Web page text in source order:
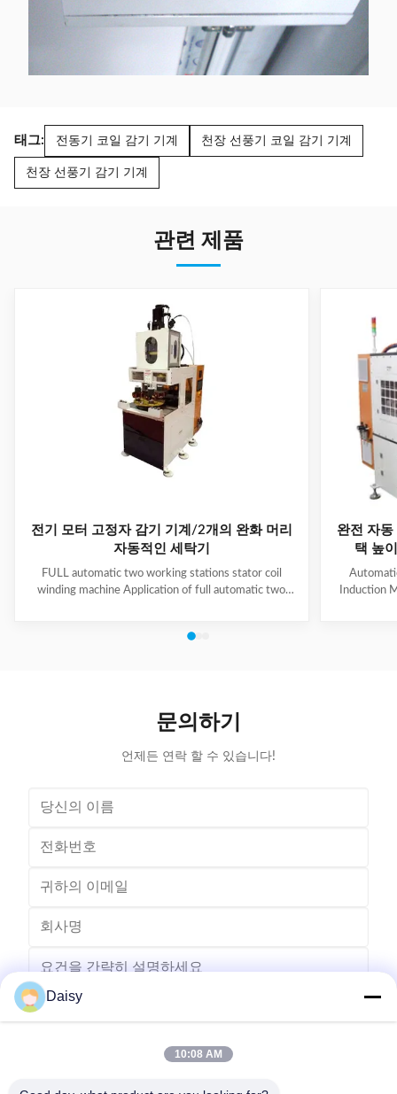
태그: 전동기 코일 감기 기계 천장 선풍기 코일 감기 기계
천장 선풍기 감기 기계
관련 제품
전기 모터 고정자 감기 기계/2개의 완화 머리
자동적인 세탁기
FULL automatic two working stations stator coil
winding machine Application of full automatic two
poles, 4 poles and 6poles coils winding. 1. Main
Winding speed ≤2500RPM Max stator OD 160mm
완전 자
택 높
Induction
문의하기
언제든 연락 할 수 있습니다!
Daisy
10:08 AM